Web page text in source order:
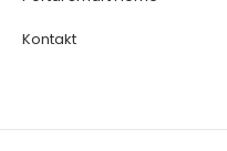
Kontakt